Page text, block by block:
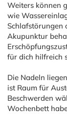
Weiters können
wie
Schlafstörungen
Akupunktur
für dich hilfreich
Die Nadeln
ist Raum für
Beschwerden
Wochenbett